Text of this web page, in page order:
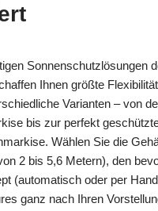
Sonnenschutzlösungen
Ihnen größte
Varianten – von
bis zur perfekt
Wählen Sie die
2 bis 5,6 Metern), den
(automatisch oder per
ganz nach Ihren